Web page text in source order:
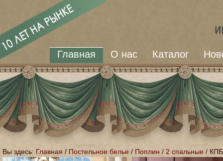
Главная О нас Каталог
Вы здесь: Главная / Постельное белье / Поплин / 2 спальные /